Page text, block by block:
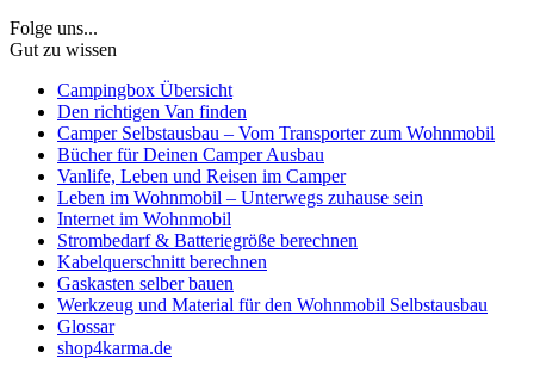
Folge uns...
Gut zu wissen
Campingbox Übersicht
Den richtigen Van finden
Camper Selbstausbau – Vom Transporter zum Wohnmobil
Bücher für Deinen Camper Ausbau
Vanlife, Leben und Reisen im Camper
Leben im Wohnmobil – Unterwegs zuhause sein
Internet im Wohnmobil
Strombedarf & Batteriegröße berechnen
Kabelquerschnitt berechnen
Gaskasten selber bauen
Werkzeug und Material für den Wohnmobil Selbstausbau
Glossar
shop4karma.de